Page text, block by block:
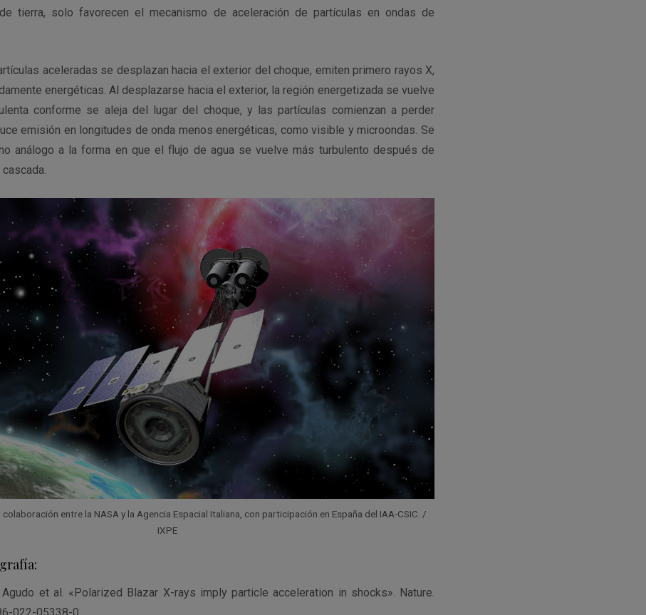
tierra, solo favorecen el mecanismo de aceleración de partículas en ondas de
aceleradas se desplazan hacia el exterior del choque, emiten primero rayos X,
energéticas. Al desplazarse hacia el exterior, la región energetizada se vuelve
conforme se aleja del lugar del choque, y las partículas comienzan a perder
emisión en longitudes de onda menos energéticas, como visible y microondas. Se
análogo a la forma en que el flujo de agua se vuelve más turbulento después de
colaboración entre la NASA y la Agencia Espacial Italiana, con participación en España del IAA-CSIC. /
IXPE
et al. «Polarized Blazar X-rays imply particle acceleration in shocks». Nature.